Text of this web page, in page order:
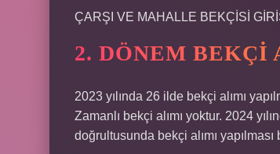
ÇARŞI VE MAHALLE BEKÇİSİ
2. DÖNEM
2023 yılında 26 ilde bekçi alımı
Zamanlı bekçi alımı yoktur. 2024
doğrultusunda bekçi alımı